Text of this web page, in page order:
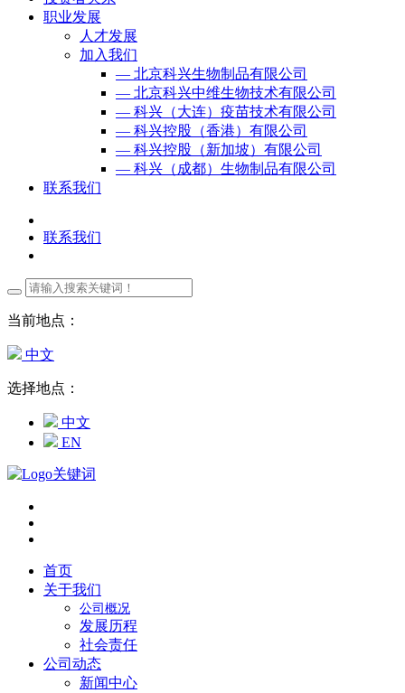
职业发展
人才发展
加入我们
— 北京科兴生物制品有限公司
— 北京科兴中维生物技术有限公司
— 科兴（大连）疫苗技术有限公司
— 科兴控股（香港）有限公司
— 科兴控股（新加坡）有限公司
— 科兴（成都）生物制品有限公司
联系我们
联系我们
当前地点：
中文
选择地点：
中文
EN
首页
关于我们
公司概况
发展历程
社会责任
公司动态
新闻中心